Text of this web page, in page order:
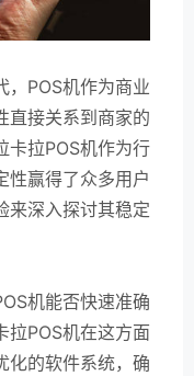
，POS机作为商业
直接关系到商家的
卡拉POS机作为行
性赢得了众多用户
来深入探讨其稳定
机能否快速准确
拉POS机在这方面
化的软件系统，确